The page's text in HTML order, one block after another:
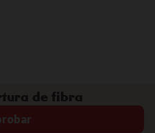
de fibra